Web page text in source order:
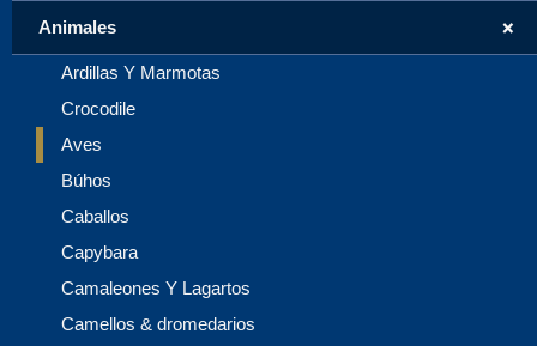
+
Animales
Ardillas Y Marmotas
Crocodile
Aves
Búhos
Caballos
Capybara
Camaleones Y Lagartos
Camellos & dromedarios